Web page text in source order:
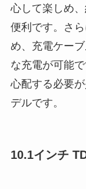
心して楽しめ
便利です。さ
め、充電ケー
な充電が可能
心配する必要
デルです。
10.1インチ